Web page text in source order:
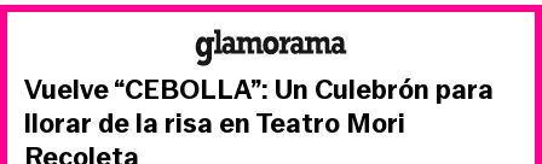
Vuelve “CEBOLLA”: Un Culebrón para
llorar de la risa en Teatro Mori